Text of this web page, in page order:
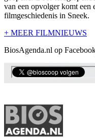
van een opvolger komt een
filmgeschiedenis in Sneek.
+ MEER FILMNIEUWS
BiosAgenda.nl op